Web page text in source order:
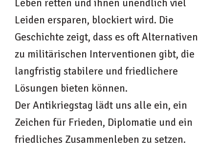
Leben retten und ihnen unendlich viel
Leiden ersparen, blockiert wird. Die
Geschichte zeigt, dass es oft Alternativen
zu militärischen Interventionen gibt, die
langfristig stabilere und friedlichere
Lösungen bieten können.
Der Antikriegstag lädt uns alle ein, ein
Zeichen für Frieden, Diplomatie und ein
friedliches Zusammenleben zu setzen.